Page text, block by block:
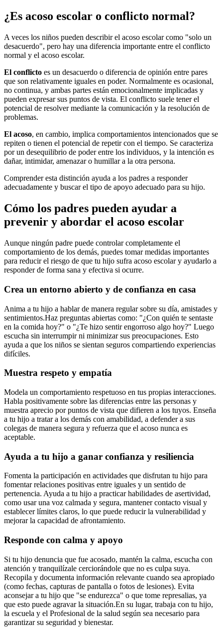
¿Es acoso escolar o conflicto normal?
A veces los niños pueden describir el acoso escolar como "solo un
desacuerdo", pero hay una diferencia importante entre el conflicto
normal y el acoso escolar.
El conflicto es un desacuerdo o diferencia de opinión entre pares
que son relativamente iguales en poder. Normalmente es ocasional,
no continua, y ambas partes están emocionalmente implicadas y
pueden expresar sus puntos de vista. El conflicto suele tener el
potencial de resolver mediante la comunicación y la resolución de
problemas.
El acoso, en cambio, implica comportamientos intencionados que se
repiten o tienen el potencial de repetir con el tiempo. Se caracteriza
por un desequilibrio de poder entre los individuos, y la intención es
dañar, intimidar, amenazar o humillar a la otra persona.
Comprender esta distinción ayuda a los padres a responder
adecuadamente y buscar el tipo de apoyo adecuado para su hijo.
Cómo los padres pueden ayudar a
prevenir y abordar el acoso escolar
Aunque ningún padre puede controlar completamente el
comportamiento de los demás, puedes tomar medidas importantes
para reducir el riesgo de que tu hijo sufra acoso escolar y ayudarlo a
responder de forma sana y efectiva si ocurre.
Crea un entorno abierto y de confianza en casa
Anima a tu hijo a hablar de manera regular sobre su día, amistades y
sentimientos.Haz preguntas abiertas como: "¿Con quién te sentaste
en la comida hoy?" o "¿Te hizo sentir engorroso algo hoy?" Luego
escucha sin interrumpir ni minimizar sus preocupaciones. Esto
ayuda a que los niños se sientan seguros compartiendo experiencias
difíciles.
Muestra respeto y empatía
Modela un comportamiento respetuoso en tus propias interacciones.
Habla positivamente sobre las diferencias entre las personas y
muestra aprecio por puntos de vista que difieren a los tuyos. Enseña
a tu hijo a tratar a los demás con amabilidad, a defender a sus
colegas de manera segura y refuerza que el acoso nunca es
aceptable.
Ayuda a tu hijo a ganar confianza y resiliencia
Fomenta la participación en actividades que disfrutan tu hijo para
fomentar relaciones positivas entre iguales y un sentido de
pertenencia. Ayuda a tu hijo a practicar habilidades de asertividad,
como usar una voz calmada y segura, mantener contacto visual y
establecer límites claros, lo que puede reducir la vulnerabilidad y
mejorar la capacidad de afrontamiento.
Responde con calma y apoyo
Si tu hijo denuncia que fue acosado, mantén la calma, escucha con
atención y tranquilízale cerciorándole que no es culpa suya.
Recopila y documenta información relevante cuando sea apropiado
(como fechas, capturas de pantalla o fotos de lesiones). Evita
aconsejar a tu hijo que "se endurezca" o que tome represalias, ya
que esto puede agravar la situación.En su lugar, trabaja con tu hijo,
la escuela y el Profesional de la salud según sea necesario para
garantizar su seguridad y bienestar.